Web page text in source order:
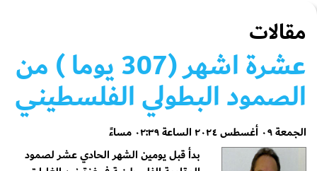
مقالات
عشرة اشهر (307 يوما ) من
الصمود البطولي الفلسطيني
الجمعة ٠٩ أغسطس ٢٠٢٤ الساعة ٠٢:٣٩ مساءً
بدأ قبل يومين الشهر الحادي عشر لصمود